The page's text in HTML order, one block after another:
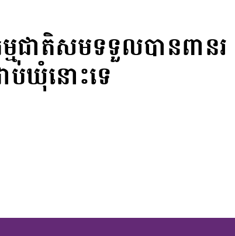
មជាតិសមទទួលបានពានរ
ាប់ឃុំនោះទេ